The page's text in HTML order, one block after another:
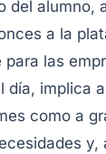
del alumno,
a la
las
implica
como a
y,